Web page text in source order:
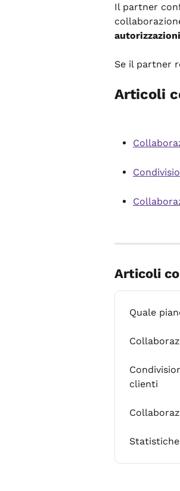
Il partner
autorizzazioni
Se il partner
Articoli
Articoli
Quale
clienti